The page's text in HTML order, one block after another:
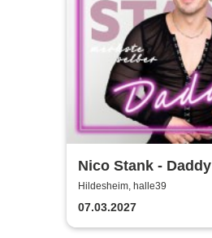
Nico Stank - Daddy
Hildesheim, halle39
07.03.2027